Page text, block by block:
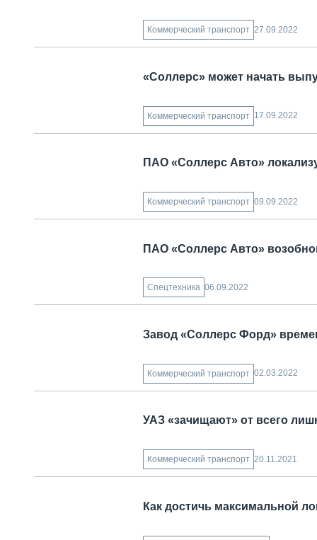
Коммерческий транспорт 27.09.2022
«Соллерс» может начать
Коммерческий транспорт 17.09.2022
ПАО «Соллерс Авто»
Коммерческий транспорт 09.09.2022
ПАО «Соллерс Авто»
Спецтехника 06.09.2022
Завод «Соллерс Форд»
Коммерческий транспорт 02.03.2022
УАЗ «зачищают» от всего
Коммерческий транспорт 20.11.2021
Как достичь максимальной